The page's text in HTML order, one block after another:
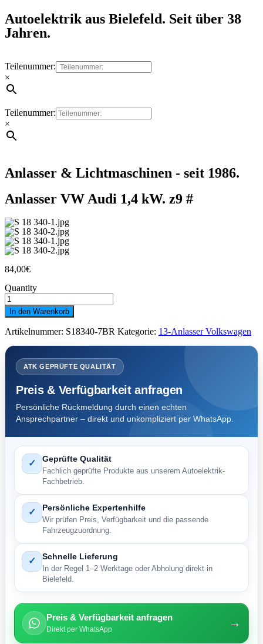
Autoelektrik aus Bielefeld. Seit über 38
Jahren.
Teilenummer:
×
Teilenummer:
×
Anlasser & Lichtmaschinen - seit 1986.
Anlasser VW Audi 1,4 kW. z9 #
84,00€
Quantity
Anlasser
VW
Audi
kW.
z9
#
Menge
In den Warenkorb
Artikelnummer: S18340-7BR Kategorie: 13-Anlasser Volkswagen
ATK GEPRÜFTE QUALITÄT
Preis & Verfügbarkeit anfragen
Persönliche Rückmeldung durch einen echten
Ansprechpartner – direkt und unkompliziert per WhatsApp.
✓ Geprüfte Qualität
Fachlich geprüfte Produkte aus unserem Autoelektrik-
Fachbetrieb.
✓ Persönliche Expertenhilfe
Wir prüfen Preis, Verfügbarkeit und die passende
Fahrzeugzuordnung.
✓ Schnelle Lieferung
In der Regel 1–2 Werktage oder Abholung direkt in
Bielefeld.
Preis & Verfügbarkeit anfragen
Direkt per WhatsApp →